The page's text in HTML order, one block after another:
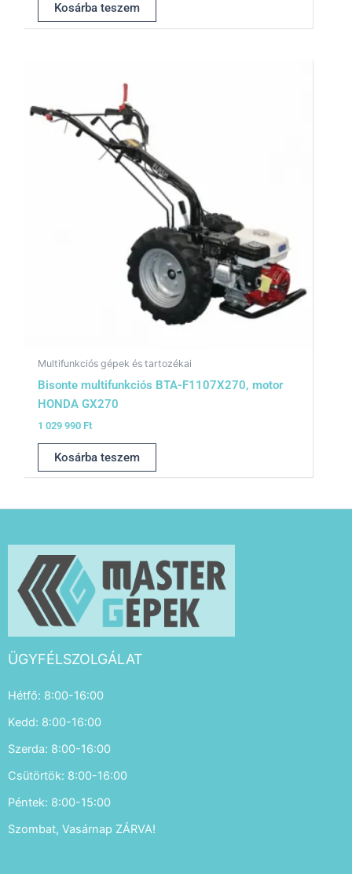
Kosárba teszem
Multifunkciós gépek és tartozékai
Bisonte multifunkciós BTA-F1107X270, motor
HONDA GX270
1 029 990 Ft
Kosárba teszem
ÜGYFÉLSZOLGÁLAT
Hétfő: 8:00-16:00
Kedd: 8:00-16:00
Szerda: 8:00-16:00
Csütörtök: 8:00-16:00
Péntek: 8:00-15:00
Szombat, Vasárnap ZÁRVA!